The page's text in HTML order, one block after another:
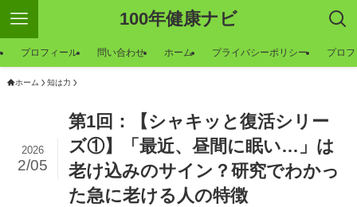
100年健康ナビ
プロフィール 問い合わせ ホーム プライバシーポリシー プロ
ホーム 知は力
第1回：【シャキッと復活シリー
ズ①】「最近、昼間に眠い…」は
老け込みのサイン？研究でわかっ
た急に老ける人の特徴
2026
2/05